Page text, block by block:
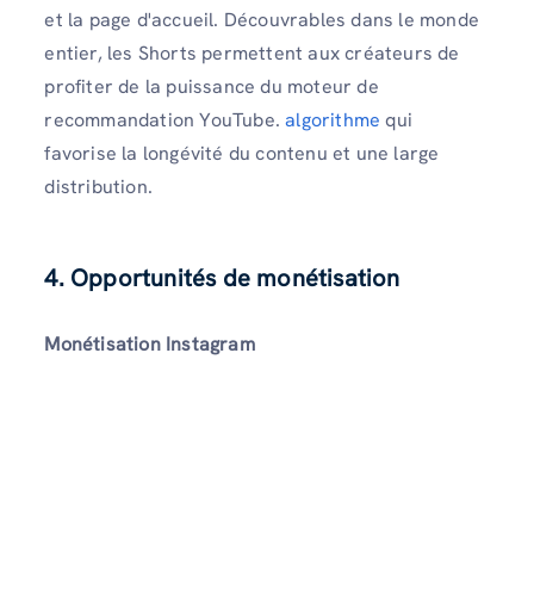
et la page d'accueil. Découvrables dans le monde
entier, les Shorts permettent aux créateurs de
profiter de la puissance du moteur de
recommandation YouTube.algorithme qui
favorise la longévité du contenu et une large
distribution.
4. Opportunités de monétisation
Monétisation Instagram